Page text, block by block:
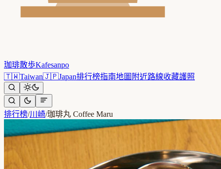
珈琲散歩Kafesanpo
🇹🇼Taiwan🇯🇵Japan排行榜指南地圖 附近路線收藏護照
排行榜/川崎/珈琲丸 Coffee Maru